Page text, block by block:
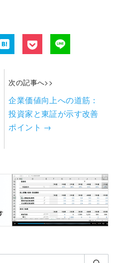
次の記事へ>>
企業価値向上への道筋：
投資家と東証が示す改善
ポイント →